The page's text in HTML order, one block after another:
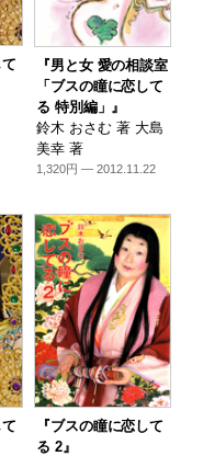
『男と女 愛の相談室
「ブスの瞳に恋して
る 特別編」』
鈴木 おさむ 著 大島
美幸 著
1,320円 — 2012.11.22
『ブスの瞳に恋して
る 2』